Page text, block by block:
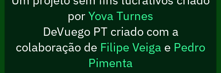
porYova Turnes
DeVuego PT criado com a
colaboração de Filipe Veiga e Pedro
Pimenta